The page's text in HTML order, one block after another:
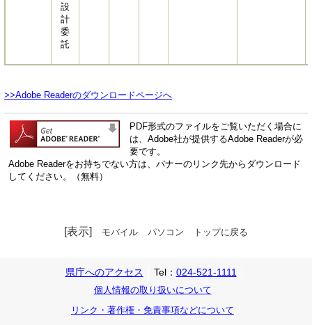
設
計
委
託
>>Adobe Readerのダウンロードページへ
PDF形式のファイルをご覧いただく場合に
は、Adobe社が提供するAdobe Readerが必
要です。
Adobe Readerをお持ちでない方は、バナーのリンク先からダウンロード
してください。（無料）
[表示] モバイル パソコン トップに戻る
県庁へのアクセス Tel： 024-521-1111
個人情報の取り扱いについて
リンク・著作権・免責事項などについて